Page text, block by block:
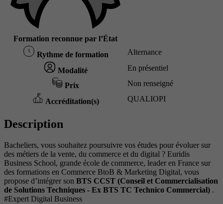
Formation reconnue par l’État
Rythme de formation Alternance
Modalité En présentiel
Prix Non renseigné
Accréditation(s) QUALIOPI
Description
Bacheliers, vous souhaitez poursuivre vos études pour évoluer sur
des métiers de la vente, du commerce et du digital ? Euridis
Business School, grande école de commerce, leader en France sur
des formations en Commerce BtoB & Marketing Digital, vous
propose d’intégrer son BTS CCST (Conseil et Commercialisation
de Solutions Techniques - Ex BTS TC Technico Commercial) .
#Expert Digital Business